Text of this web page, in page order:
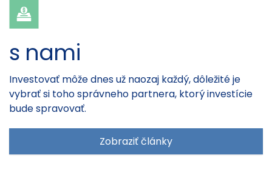
s nami
Investovať môže dnes už naozaj každý, dôležité je
vybrať si toho správneho partnera, ktorý investície
bude spravovať.
Zobraziť články